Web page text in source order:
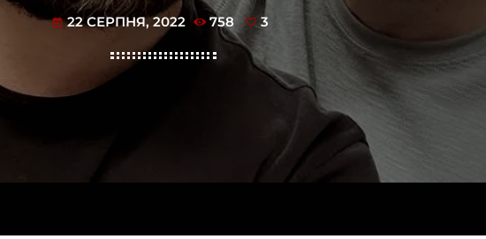
today 22 СЕРПНЯ, 2022 758 3